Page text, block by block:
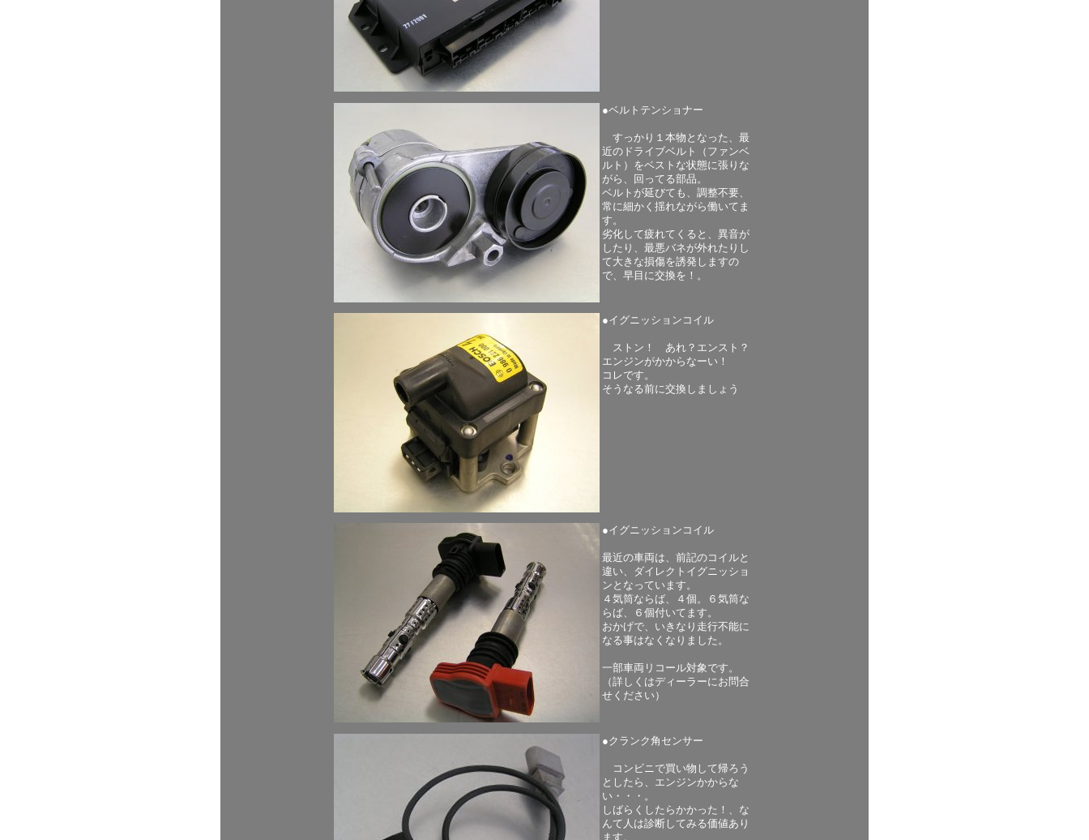
●ベルトテンショナー
すっかり１本物となった、最
近のドライブベルト（ファンベ
ルト）をベストな状態に張りな
がら、回ってる部品。
ベルトが延びても、調整不要、
常に細かく揺れながら働いてま
す。
劣化して疲れてくると、異音が
したり、最悪バネが外れたりし
て大きな損傷を誘発しますの
で、早目に交換を！。
●イグニッションコイル
ストン！ あれ？エンスト？
エンジンがかからなーい！
コレです。
そうなる前に交換しましょう
●イグニッションコイル
最近の車両は、前記のコイルと
違い、ダイレクトイグニッショ
ンとなっています。
４気筒ならば、４個。６気筒な
らば、６個付いてます。
おかげで、いきなり走行不能に
なる事はなくなりました。
一部車両リコール対象です。
（詳しくはディーラーにお問合
せください）
●クランク角センサー
コンビニで買い物して帰ろう
としたら、エンジンかからな
い・・・。
しばらくしたらかかった！、な
んて人は診断してみる価値あり
ます。